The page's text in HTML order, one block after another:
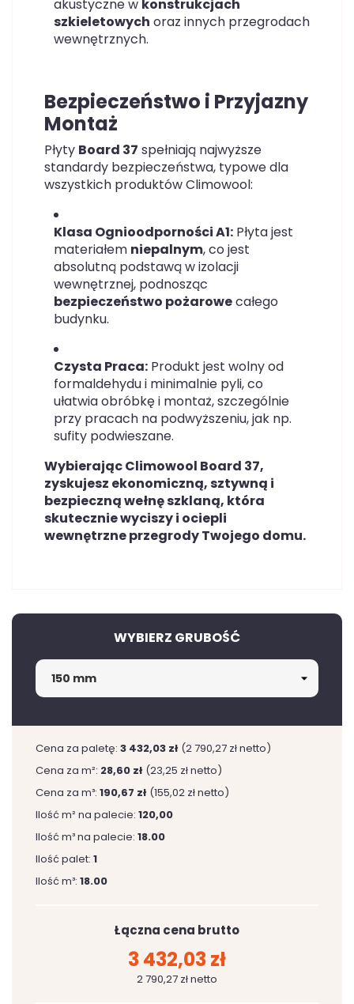
akustyczne w konstrukcjach
szkieletowych oraz innych przegrodach
wewnętrznych.
Bezpieczeństwo i Przyjazny
Montaż
Płyty Board 37 spełniają najwyższe
standardy bezpieczeństwa, typowe dla
wszystkich produktów Climowool:
Klasa Ognioodporności A1: Płyta jest
materiałem niepalnym, co jest
absolutną podstawą w izolacji
wewnętrznej, podnosząc
bezpieczeństwo pożarowecałego
budynku.
Czysta Praca: Produkt jest wolny od
formaldehydu i minimalnie pyli, co
ułatwia obróbkę i montaż, szczególnie
przy pracach na podwyższeniu, jak np.
sufity podwieszane.
Wybierając Climowool Board 37,
zyskujesz ekonomiczną, sztywną i
bezpieczną wełnę szklaną, która
skutecznie wyciszy i ociepli
wewnętrzne przegrody Twojego domu.
WYBIERZ GRUBOŚĆ
Cena za paletę: 3 432,03 zł (2 790,27 zł netto)
Cena za m²: 28,60 zł (23,25 zł netto)
Cena za m³: 190,67 zł (155,02 zł netto)
Ilość m² na palecie: 120,00
Ilość m³ na palecie: 18.00
Ilość palet: 1
Ilość m³: 18.00
Łączna cena brutto
3 432,03 zł
2 790,27 zł netto